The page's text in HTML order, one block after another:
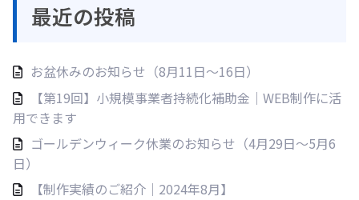
最近の投稿
お盆休みのお知らせ（8月11日〜16日）
【第19回】小規模事業者持続化補助金｜WEB制作に活
用できます
ゴールデンウィーク休業のお知らせ（4月29日〜5月6
日）
【制作実績のご紹介｜2024年8月】